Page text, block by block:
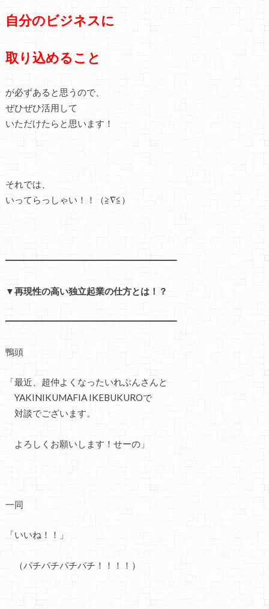
自分のビジネスに
取り込めること
が必ずあると思うので、
ぜひぜひ活用して
いただけたらと思います！
それでは、
いってらっしゃい！！（≧∇≦）
━━━━━━━━━━━━━━━━━━━
▼再現性の高い独立起業の仕方とは！？
━━━━━━━━━━━━━━━━━━━
鴨頭
「最近、超仲よくなったいれぶんさんと
YAKINIKUMAFIA IKEBUKUROで
対談でございます。
よろしくお願いします！せーの」
一同
「いいね！！」
（パチパチパチパチ！！！！）